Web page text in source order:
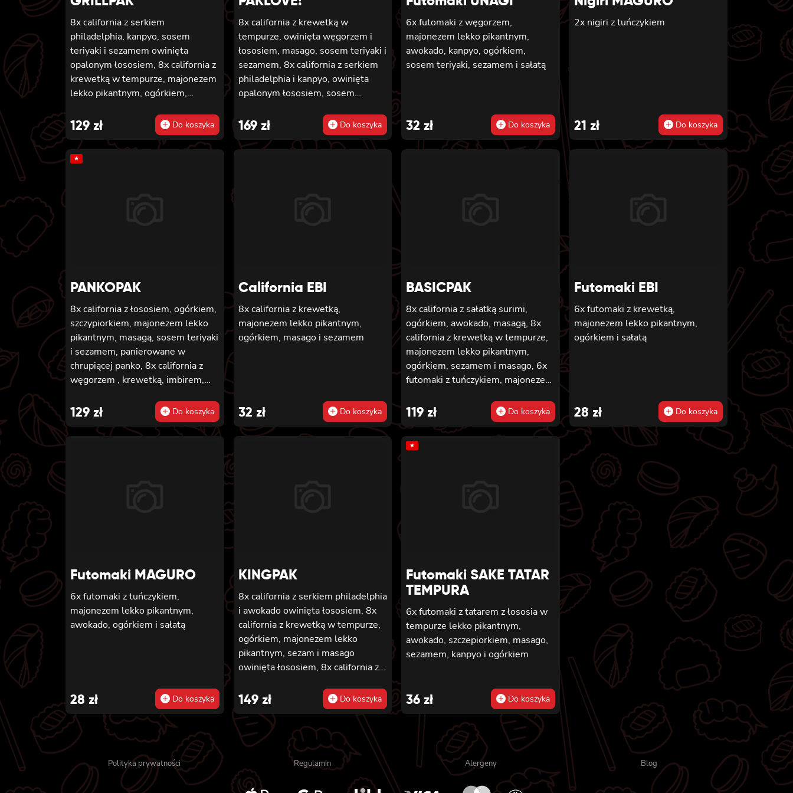
8x california z serkiem
philadelphia, kanpyo, sosem
teriyaki i sezamem owinięta
opalonym łososiem, 8x california z
krewetką w tempurze, majonezem
lekko pikantnym, ogórkiem,
pieczonym łososiem, serkiem
philadelphia, awokado, ogórkiem,
kanpyo i sałatą, sosem teriyaki i
sezamem, 6x futomaki z surimi,
sałatą i majonezem lekko
pikantnym, 8x maki z ogórkiem
129 zł Do koszyka
8x california z krewetką w
tempurze, owinięta węgorzem i
łososiem, masago, sosem teriyaki i
sezamem, 8x california z serkiem
philadelphia i kanpyo, owinięta
opalonym łososiem, sosem
serkiem philadelphia i awokado
owinięta łososiem, 6x futomaki z
krewetką w tempurze, ogórkiem,
serkiem philadelphia i sałatą,
sezamem, 6x futomaki z
169 zł Do koszyka
6x futomaki z węgorzem,
majonezem lekko pikantnym,
awokado, kanpyo, ogórkiem,
sosem teriyaki, sezamem i sałatą
32 zł Do koszyka
2x nigiri z tuńczykiem
21 zł Do koszyka
★
PANKOPAK
8x california z łososiem, ogórkiem,
szczypiorkiem, majonezem lekko
pikantnym, masagą, sosem teriyaki
i sezamem, panierowane w
chrupiącej panko, 8x california z
węgorzem , krewetką, imbirem,
sosem teriyaki i sezamem,
panierowane w chrupiącej panko,
8x california z serkiem
8x california z łososiem
wędzonym, ogórkiem, awokado,
129 zł Do koszyka
California EBI
8x california z krewetką,
majonezem lekko pikantnym,
ogórkiem, masago i sezamem
32 zł Do koszyka
BASICPAK
8x california z sałatką surimi,
ogórkiem, awokado, masagą, 8x
california z krewetką w tempurze,
majonezem lekko pikantnym,
ogórkiem, sezamem i masago, 6x
futomaki z tuńczykiem, majonezem
ogórkiem i sałatą, 6x futomaki z
pieczonym łososiem, ogórkiem,
majonezem lekko pikantnym,
masago i sałatą, 6x futomaki z
pikantnym, 8x maki z kanpyo
119 zł Do koszyka
Futomaki EBI
6x futomaki z krewetką,
majonezem lekko pikantnym,
ogórkiem i sałatą
28 zł Do koszyka
Futomaki MAGURO
6x futomaki z tuńczykiem,
majonezem lekko pikantnym,
awokado, ogórkiem i sałatą
28 zł Do koszyka
KINGPAK
8x california z serkiem philadelphia
i awokado owinięta łososiem, 8x
california z krewetką w tempurze,
ogórkiem, majonezem lekko
pikantnym, sezam i masago
owinięta łososiem, 8x california z
ogórkiem, majonezem lekko
pikantnym i sezamem owinięta
krewetką, 8x california z krewetką
w tempurze, ogórkiem,
majonezem lekko pikantnym,
sosem teriyaki i sezamem owinięta
węgorzem i awokado
149 zł Do koszyka
★
Futomaki SAKE TATAR
TEMPURA
6x futomaki z tatarem z łososia w
tempurze lekko pikantnym,
awokado, szczepiorkiem, masago,
sezamem, kanpyo i ogórkiem
36 zł Do koszyka
Polityka prywatności Regulamin Alergeny Blog